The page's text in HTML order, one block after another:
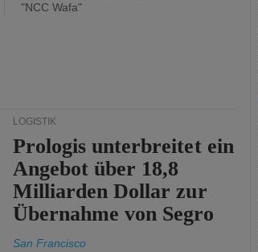
"NCC Wafa"
LOGISTIK
Prologis unterbreitet ein
Angebot über 18,8
Milliarden Dollar zur
Übernahme von Segro
San Francisco